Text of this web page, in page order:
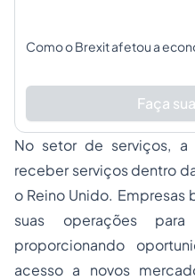
Como o Brexit afetou a
Faça
No setor de serviços,
receber serviços dentro
o Reino Unido.
suas operações
proporcionando
acesso a novos